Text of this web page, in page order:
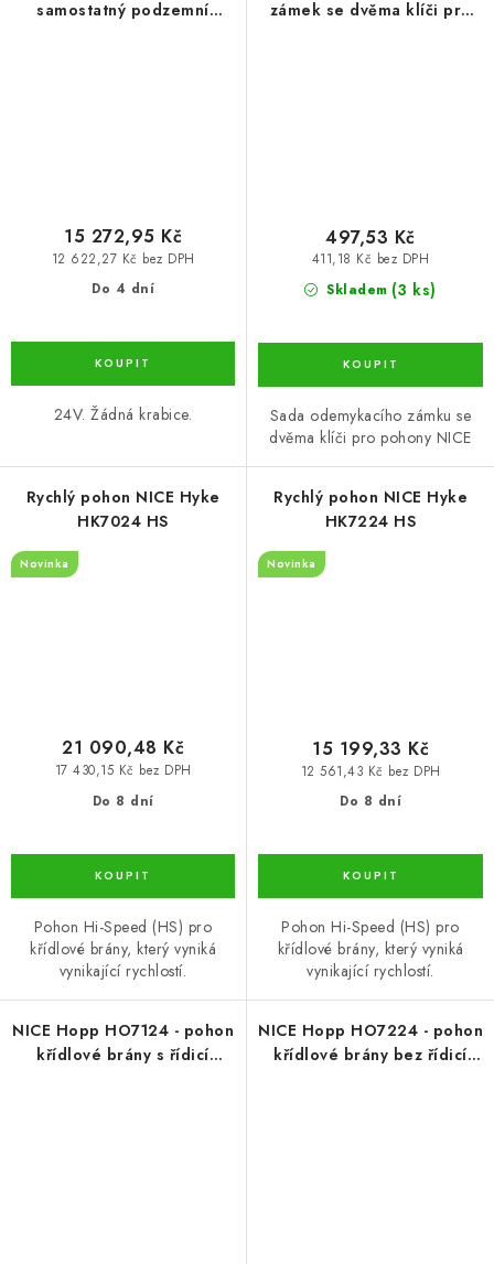
samostatný podzemní
Do 4 dní
12 622,27 Kč bez DPH
15 272,95 Kč
24V. Žádná krabice.
zámek se dvěma klíči pro
Skladem (3 ks)
411,18 Kč bez DPH
497,53 Kč
Sada odemykacího zámku se
dvěma klíči pro pohony NICE
Rychlý pohon NICE Hyke
HK7024 HS
Novinka
Do 8 dní
17 430,15 Kč bez DPH
21 090,48 Kč
Pohon Hi-Speed (HS) pro
křídlové brány, který vyniká
vynikající rychlostí.
Rychlý pohon NICE Hyke
HK7224 HS
Novinka
Do 8 dní
12 561,43 Kč bez DPH
15 199,33 Kč
Pohon Hi-Speed (HS) pro
křídlové brány, který vyniká
vynikající rychlostí.
NICE Hopp HO7124 - pohon
křídlové brány s řídicí
NICE Hopp HO7224 - pohon
křídlové brány bez řídicí